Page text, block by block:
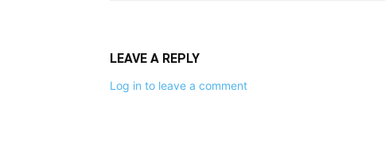
LEAVE A REPLY
Log in to leave a comment